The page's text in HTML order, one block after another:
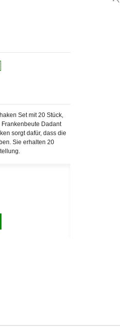
Set mit 20 Stück,
Dadant
sorgt dafür, dass die
Sie erhalten 20